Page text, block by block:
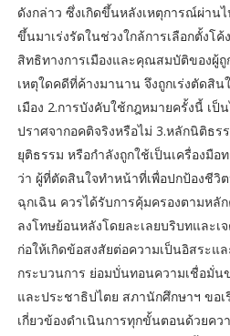
ดังกล่าว ซึ่งเกิดขึ้นหลังเหตุการณ์ผ่าน
ขึ้นมาเร่งรัดในช่วงใกล้การเลือกตั้งโ
สิทธิทางการเมืองและคุณสมบัติของผู้ถู
เหตุใดคดีที่ค้างมานาน จึงถูกเร่งตัดสิน
เมือง 2.การบังคับใช้กฎหมายครั้งนี้ เป็
ปราศจากอคติจริงหรือไม่ 3.หลักนิติธร
ยุติธรรม หรือกำลังถูกใช้เป็นเครื่องมื
ว่า ผู้ที่ตัดสินใจทำหน้าที่เพื่อปกป้องชี
ฉุกเฉิน ควรได้รับการคุ้มครองตามหลั
ลงโทษย้อนหลังโดยละเลยบริบทและเ
ก่อให้เกิดข้อสงสัยต่อความเป็นอิสระแ
กระบวนการ ย่อมบั่นทอนความเชื่อมั่น
และประชาธิปไตย สภานักศึกษาฯ ขอเ
เกี่ยวข้องดำเนินการทุกขั้นตอนด้วยคว